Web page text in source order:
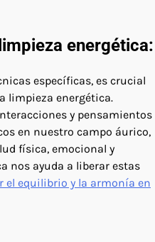
energética:
específicas, es crucial
limpieza energética.
y pensamientos
en nuestro campo áurico,
física, emocional y
nos ayuda a liberar estas
el equilibrio y la armonía en